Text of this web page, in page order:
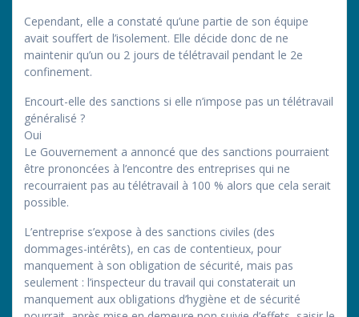
Cependant, elle a constaté qu’une partie de son équipe
avait souffert de l’isolement. Elle décide donc de ne
maintenir qu’un ou 2 jours de télétravail pendant le 2e
confinement.
Encourt-elle des sanctions si elle n’impose pas un télétravail
généralisé ?
Oui
Le Gouvernement a annoncé que des sanctions pourraient
être prononcées à l’encontre des entreprises qui ne
recourraient pas au télétravail à 100 % alors que cela serait
possible.
L’entreprise s’expose à des sanctions civiles (des
dommages-intérêts), en cas de contentieux, pour
manquement à son obligation de sécurité, mais pas
seulement : l’inspecteur du travail qui constaterait un
manquement aux obligations d’hygiène et de sécurité